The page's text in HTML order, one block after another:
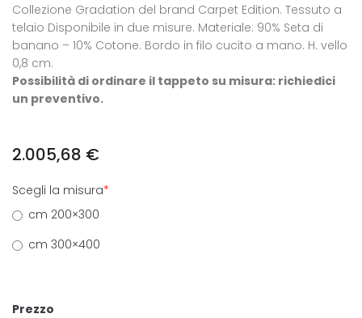
Collezione Gradation del brand Carpet Edition. Tessuto a
telaio Disponibile in due misure. Materiale: 90% Seta di
banano – 10% Cotone. Bordo in filo cucito a mano. H. vello
0,8 cm.
Possibilità di ordinare il tappeto su misura: richiedici
un preventivo.
2.005,68 €
Scegli la misura*
cm 200×300
cm 300×400
Prezzo